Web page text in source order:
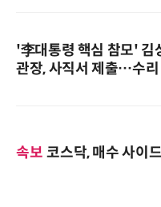
'李대통령 핵심 참모' 김
관장, 사직서 제출…수리
속보 코스닥, 매수 사이